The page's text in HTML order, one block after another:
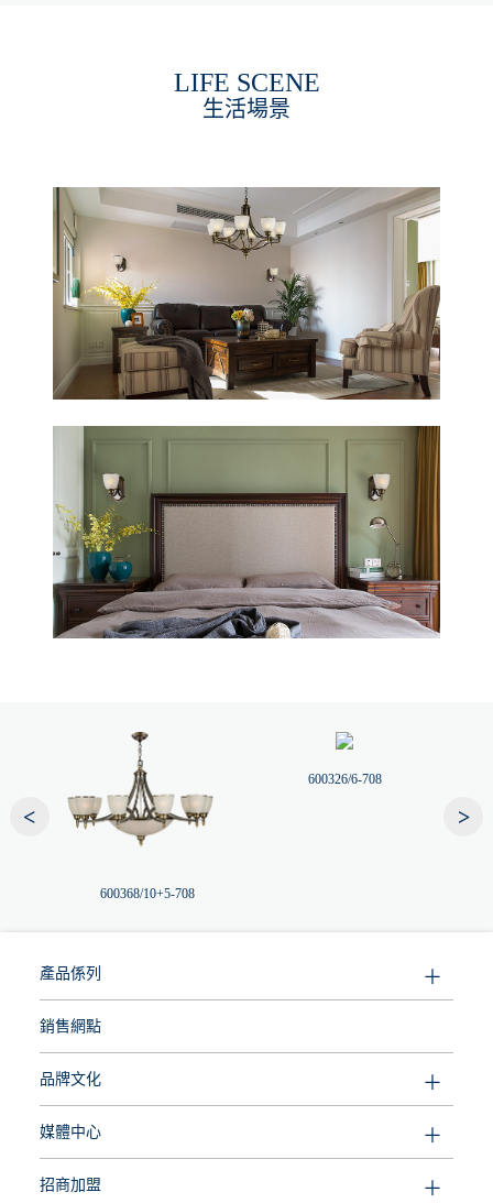
LIFE SCENE
生活場景
600368/10+5-708
600326/6-708
< >
產品係列
銷售網點
品牌文化
媒體中心
招商加盟